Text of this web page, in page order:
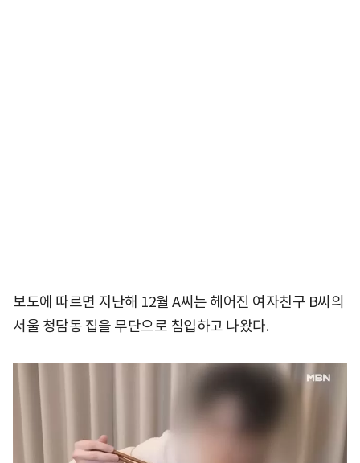
보도에 따르면 지난해 12월 A씨는 헤어진 여자친구 B씨의
서울 청담동 집을 무단으로 침입하고 나왔다.